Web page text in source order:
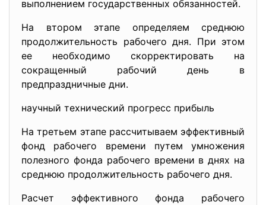
выполнением государственных обязанностей.
На втором этапе определяем среднюю
продолжительность рабочего дня. При этом
ее необходимо скорректировать на
сокращенный рабочий день в
предпраздничные дни.
научный технический прогресс прибыль
На третьем этапе рассчитываем эффективный
фонд рабочего времени путем умножения
полезного фонда рабочего времени в днях на
среднюю продолжительность рабочего дня.
Расчет эффективного фонда рабочего